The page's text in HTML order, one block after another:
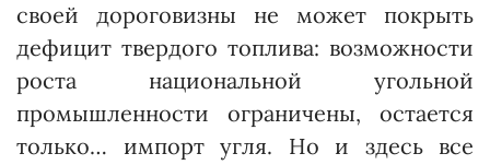
своей дороговизны не может покрыть
дефицит твердого топлива: возможности
роста национальной угольной
промышленности ограничены, остается
только… импорт угля. Но и здесь все